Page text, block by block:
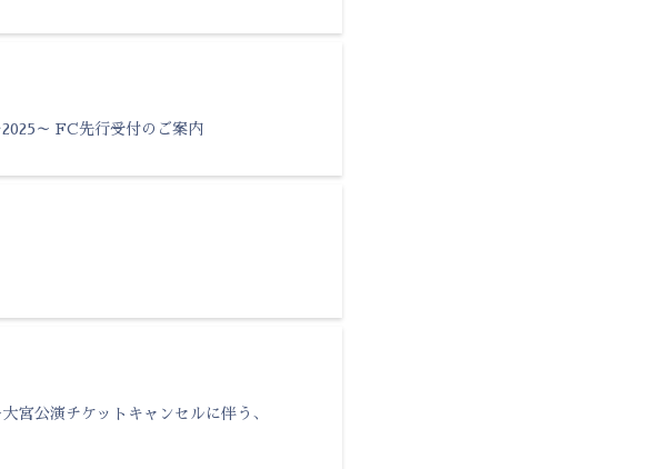
～ FC先行受付のご案内
公演チケットキャンセルに伴う、